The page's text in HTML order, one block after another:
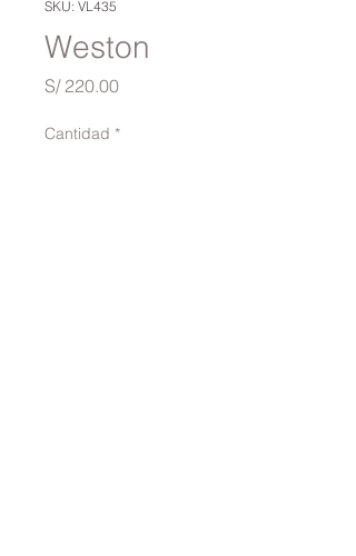
SKU: VL435
Weston
S/ 220.00Precio
Cantidad *